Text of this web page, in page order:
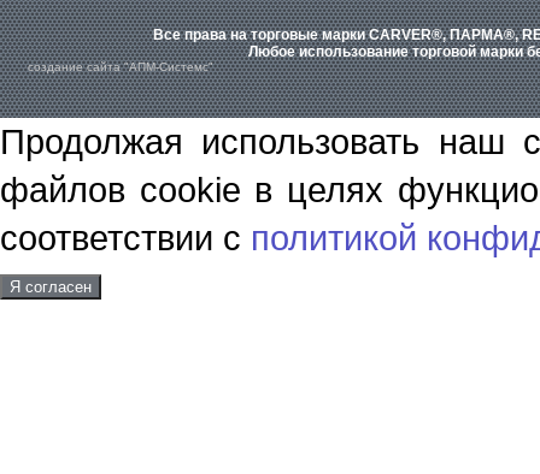
Все права на торговые марки CARVER®, ПАРМА®,
Любое использование торговой марки
создание сайта "АПМ-Системс"
Продолжая использовать наш
файлов cookie в целях
соответствии с политикой
Я согласен